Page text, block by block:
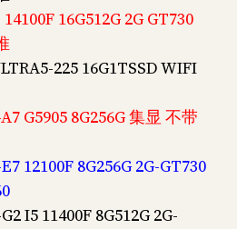
16G512G 2G GT730
225 16G1TSSD WIFI
G5905 8G256G 集显 不带
12100F 8G256G 2G-GT730
I5 11400F 8G512G 2G-